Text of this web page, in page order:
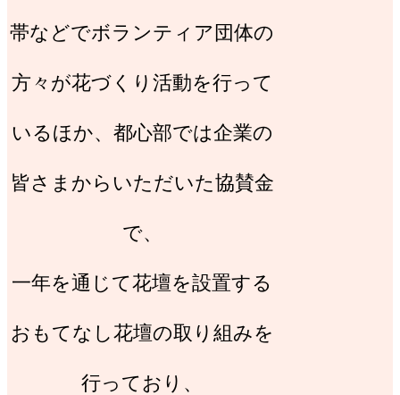
帯などでボランティア団体の
方々が花づくり活動を行って
いるほか、都心部では企業の
皆さまからいただいた協賛金
で、
一年を通じて花壇を設置する
おもてなし花壇の取り組みを
行っており、